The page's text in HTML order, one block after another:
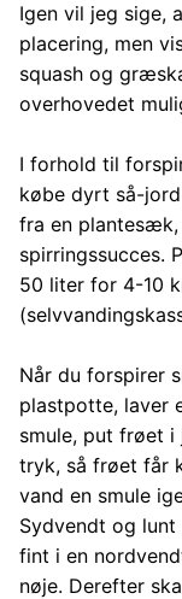
Igen vil jeg sige,
placering, men
squash og
overhovedet
I forhold til
købe dyrt så-
fra en
spirringssucces.
50 liter for 4-10
Når du forspirer
plastpotte, laver
smule, put frøet
tryk, så frøet får
vand en smule
Sydvendt og
fint i en
nøje. Derefter